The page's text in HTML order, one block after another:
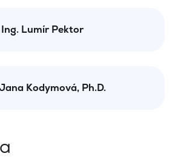
Ing. Lumír Pektor
Kodymová, Ph.D.